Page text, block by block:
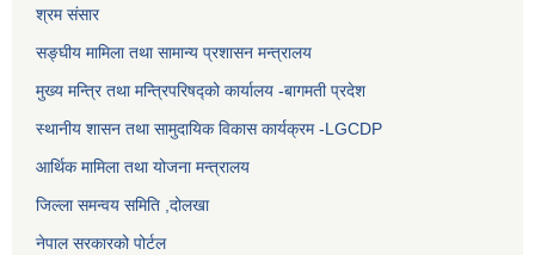
श्रम संसार
सङ्घीय मामिला तथा सामान्य प्रशासन मन्त्रालय
मुख्य मन्त्रि तथा मन्त्रिपरिषद्को कार्यालय -बागमती प्रदेश
स्थानीय शासन तथा सामुदायिक विकास कार्यक्रम -LGCDP
आर्थिक मामिला तथा योजना मन्त्रालय
जिल्ला समन्वय समिति ,दोलखा
नेपाल सरकारको पोर्टल